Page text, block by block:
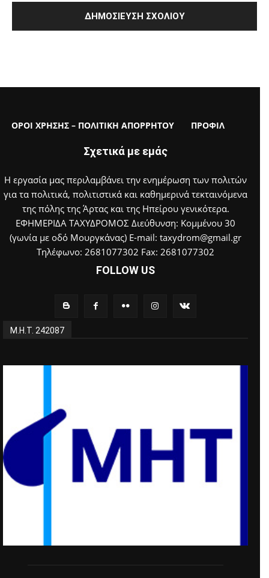
ΟΡΟΙ ΧΡΗΣΗΣ – ΠΟΛΙΤΙΚΗ ΑΠΟΡΡΗΤΟΥ ΠΡΟΦΙΛ
Σχετικά με εμάς
Η εργασία μας περιλαμβάνει την ενημέρωση των πολιτών
για τα πολιτικά, πολιτιστικά και καθημερινά τεκταινόμενα
της πόλης της Άρτας και της Ηπείρου γενικότερα.
ΕΦΗΜΕΡΙΔΑ ΤΑΧΥΔΡΟΜΟΣ Διεύθυνση: Κομμένου 30
(γωνία με οδό Μουργκάνας) E-mail: taxydrom@gmail.gr
Τηλέφωνο: 2681077302 Fax: 2681077302
FOLLOW US
Μ.Η.Τ. 242087